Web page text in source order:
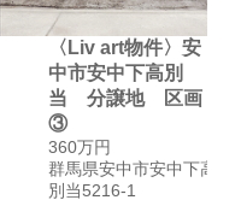
〈Liv art物件〉安
中市安中下高別
当 分譲地 区画
③
360万円
群馬県安中市安中下高
別当5216-1